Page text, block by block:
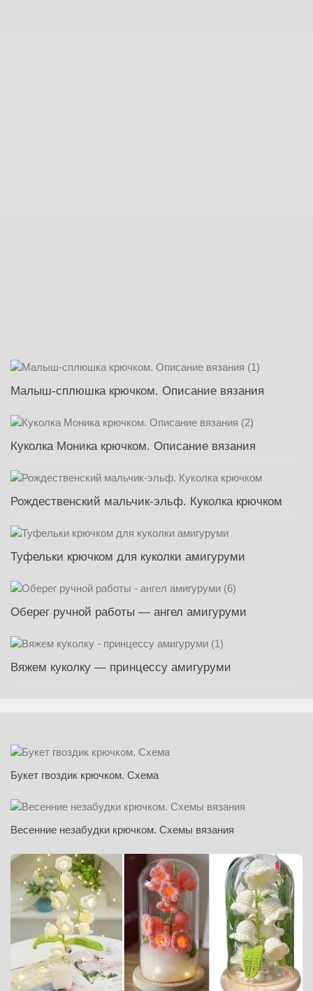
Малыш-сплюшка крючком. Описание вязания
Куколка Моника крючком. Описание вязания
Рождественский мальчик-эльф. Куколка крючком
Туфельки крючком для куколки амигуруми
Оберег ручной работы — ангел амигуруми
Вяжем куколку — принцессу амигуруми
Букет гвоздик крючком. Схема
Весенние незабудки крючком. Схемы вязания